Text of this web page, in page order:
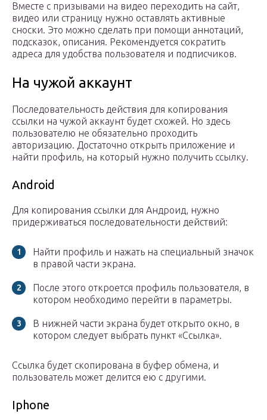
Вместе с призывами на видео переходить на сайт,
видео или страницу нужно оставлять активные
сноски. Это можно сделать при помощи аннотаций,
подсказок, описания. Рекомендуется сократить
адреса для удобства пользователя и подписчиков.
На чужой аккаунт
Последовательность действия для копирования
ссылки на чужой аккаунт будет схожей. Но здесь
пользователю не обязательно проходить
авторизацию. Достаточно открыть приложение и
найти профиль, на который нужно получить ссылку.
Android
Для копирования ссылки для Андроид, нужно
придерживаться последовательности действий:
Найти профиль и нажать на специальный значок
в правой части экрана.
После этого откроется профиль пользователя, в
котором необходимо перейти в параметры.
В нижней части экрана будет открыто окно, в
котором следует выбрать пункт «Ссылка».
Ссылка будет скопирована в буфер обмена, и
пользователь может делится ею с другими.
Iphone